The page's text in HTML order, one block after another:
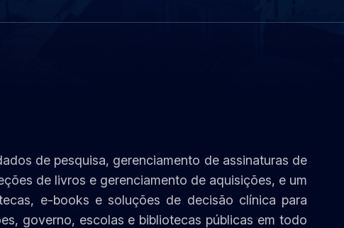
de pesquisa, gerenciamento de assinaturas de
de livros e gerenciamento de aquisições, e um
e-books e soluções de decisão clínica para
governo, escolas e bibliotecas públicas em todo